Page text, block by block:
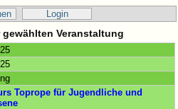
Login
Veranstaltung
Toprope für Jugendliche und